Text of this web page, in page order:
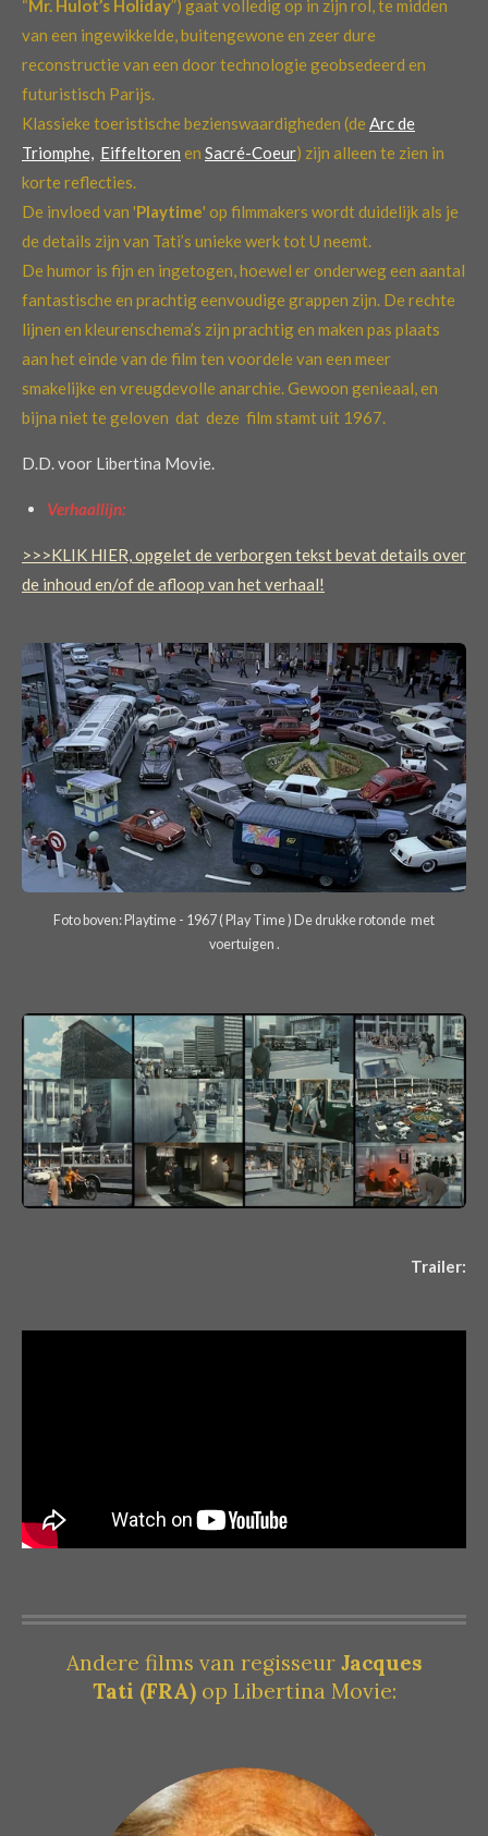
“ Mr. Hulot’s Holiday”) gaat volledig op in zijn rol, te midden
van een ingewikkelde, buitengewone en zeer dure
reconstructie van een door technologie geobsedeerd en
futuristisch Parijs.
Klassieke toeristische bezienswaardigheden (de Arc de
Triomphe, Eiffeltoren en Sacré-Coeur) zijn alleen te zien in
korte reflecties.
De invloed van 'Playtime' op filmmakers wordt duidelijk als je
de details zijn van Tati’s unieke werk tot U neemt.
De humor is fijn en ingetogen, hoewel er onderweg een aantal
fantastische en prachtig eenvoudige grappen zijn. De rechte
lijnen en kleurenschema’s zijn prachtig en maken pas plaats
aan het einde van de film ten voordele van een meer
smakelijke en vreugdevolle anarchie. Gewoon genieaal, en
bijna niet te geloven dat deze film stamt uit 1967.
D.D. voor Libertina Movie.
Verhaallijn:
>>>KLIK HIER, opgelet de verborgen tekst bevat details over
de inhoud en/of de afloop van het verhaal!
Foto boven: Playtime - 1967 ( Play Time ) De drukke rotonde met
voertuigen .
Trailer:
Andere films van regisseur Jacques
Tati (FRA)op Libertina Movie: